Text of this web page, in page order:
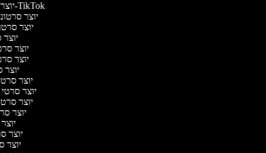
יוצר סרטונים ל-TikTok
יוצר
יוצר
יוצר
יוצר
יוצר
יוצר
יוצר
יוצר סרטי
יוצר
יוצר
יוצר
יוצר